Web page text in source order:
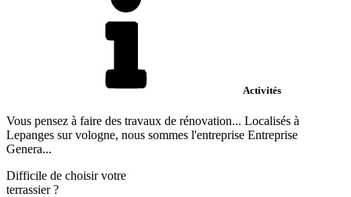
Activités
Vous pensez à faire des travaux de rénovation... Localisés à
Lepanges sur vologne, nous sommes l'entreprise Entreprise
Genera...
Difficile de choisir votre
terrassier?